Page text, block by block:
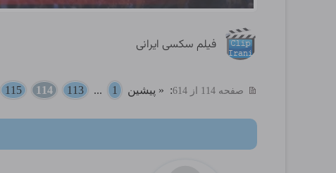
فیلم سکسی ایرانی
صفحه 114 از 614 : « پیشین 1
...
113
114
115